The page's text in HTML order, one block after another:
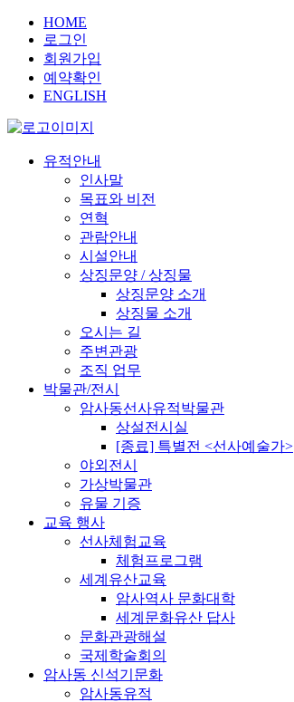
HOME
로그인
회원가입
예약확인
ENGLISH
유적안내
인사말
목표와 비전
연혁
관람안내
시설안내
상징문양 / 상징물
상징문양 소개
상징물 소개
오시는 길
주변관광
조직 업무
박물관/전시
암사동선사유적박물관
상설전시실
[종료] 특별전 <선사예술가>
야외전시
가상박물관
유물 기증
교육 행사
선사체험교육
체험프로그램
세계유산교육
암사역사 문화대학
세계문화유산 답사
문화관광해설
국제학술회의
암사동 신석기문화
암사동유적